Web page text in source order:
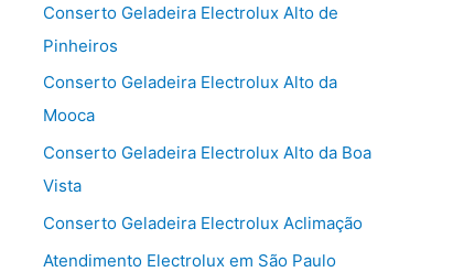
Conserto Geladeira Electrolux Alto de
Pinheiros
Conserto Geladeira Electrolux Alto da
Mooca
Conserto Geladeira Electrolux Alto da Boa
Vista
Conserto Geladeira Electrolux Aclimação
Atendimento Electrolux em São Paulo